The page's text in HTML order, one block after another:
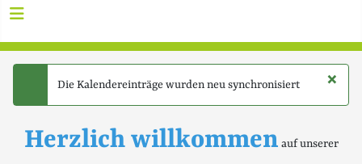
×
Die Kalendereinträge wurden neu synchronisiert
Herzlich willkommen auf unserer